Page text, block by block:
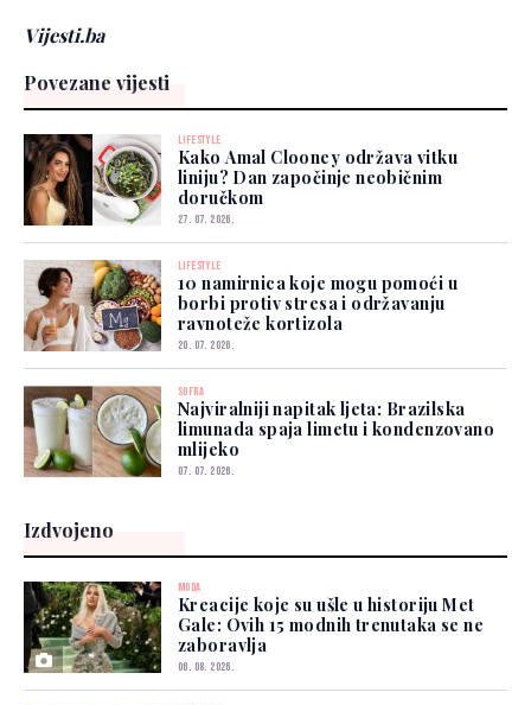
Vijesti.ba
Povezane vijesti
LIFESTYLE
Kako Amal Clooney održava vitku
liniju? Dan započinje neobičnim
doručkom
27. 07. 2026.
LIFESTYLE
10 namirnica koje mogu pomoći u
borbi protiv stresa i održavanju
ravnoteže kortizola
20. 07. 2026.
SOFRA
Najviralniji napitak ljeta: Brazilska
limunada spaja limetu i kondenzovano
mlijeko
07. 07. 2026.
Izdvojeno
MODA
Kreacije koje su ušle u historiju Met
Gale: Ovih 15 modnih trenutaka se ne
zaboravlja
06. 08. 2026.